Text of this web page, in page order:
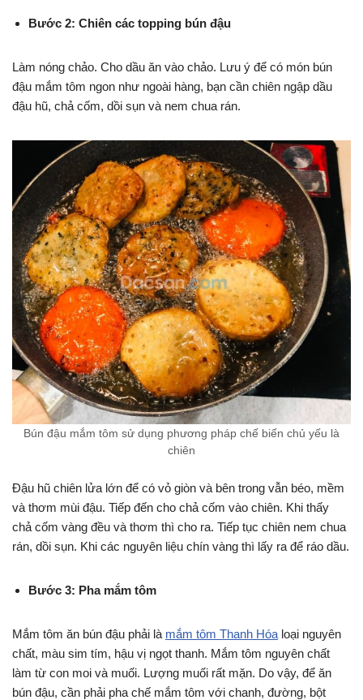
Bước 2: Chiên các topping bún đậu
Làm nóng chảo. Cho dầu ăn vào chảo. Lưu ý để có món bún
đậu mắm tôm ngon như ngoài hàng, bạn cần chiên ngập dầu
đậu hũ, chả cốm, dồi sụn và nem chua rán.
Bún đậu mắm tôm sử dụng phương pháp chế biến chủ yếu là
chiên
Đậu hũ chiên lửa lớn để có vỏ giòn và bên trong vẫn béo, mềm
và thơm mùi đậu. Tiếp đến cho chả cốm vào chiên. Khi thấy
chả cốm vàng đều và thơm thì cho ra. Tiếp tục chiên nem chua
rán, dồi sụn. Khi các nguyên liệu chín vàng thì lấy ra để ráo dầu.
Bước 3: Pha mắm tôm
Mắm tôm ăn bún đậu phải là mắm tôm Thanh Hóa loại nguyên
chất, màu sim tím, hậu vị ngọt thanh. Mắm tôm nguyên chất
làm từ con moi và muối. Lượng muối rất mặn. Do vậy, để ăn
bún đậu, cần phải pha chế mắm tôm với chanh, đường, bột